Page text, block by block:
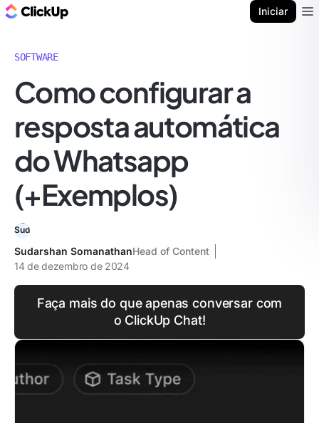
Iniciar
SOFTWARE
Como configurar a
resposta automática
do Whatsapp
(+Exemplos)
Sudarshan SomanathanHead of Content
14 de dezembro de 2024
Faça mais do que apenas conversar com
o ClickUp Chat!